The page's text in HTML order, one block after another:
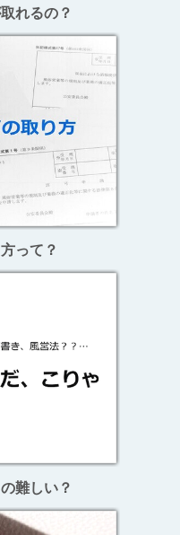
れるの？
って？
難しい？